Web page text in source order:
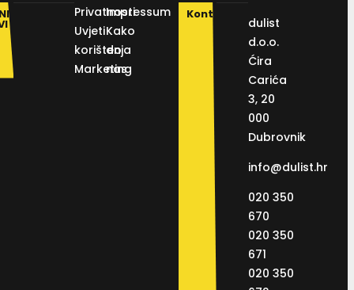
Privatnosti
Uvjeti
korištenja
Marketing
Impressum
Kako
do
nas
Kontakt
dulist
d.o.o.
Ćira
Carića
3, 20
000
Dubrovnik
info@dulist.hr
020 350
670
020 350
671
020 350